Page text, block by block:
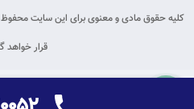
کلیه حقوق مادی و معنوی برای این سایت محفوظ
قرار خواهد